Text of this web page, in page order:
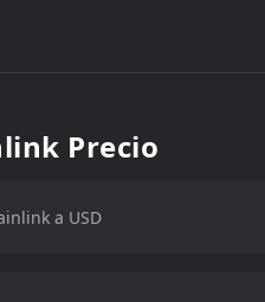
Precio
a USD